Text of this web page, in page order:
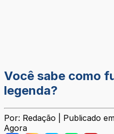
Você sabe como
legenda?
Por: Redação | Publicado
Agora